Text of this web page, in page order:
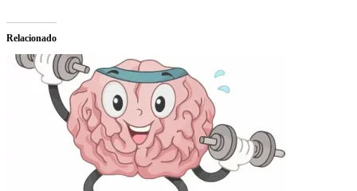
Relacionado